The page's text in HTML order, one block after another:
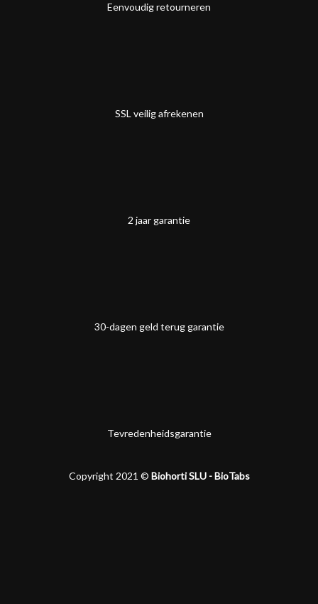
Eenvoudig retourneren
SSL veilig afrekenen
2 jaar garantie
30-dagen geld terug garantie
Tevredenheidsgarantie
Copyright 2021 © Biohorti SLU - BioTabs